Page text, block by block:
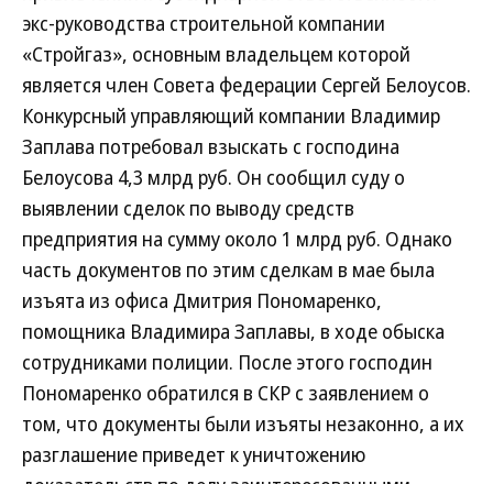
экс-руководства строительной компании
«Стройгаз», основным владельцем которой
является член Совета федерации Сергей Белоусов.
Конкурсный управляющий компании Владимир
Заплава потребовал взыскать с господина
Белоусова 4,3 млрд руб. Он сообщил суду о
выявлении сделок по выводу средств
предприятия на сумму около 1 млрд руб. Однако
часть документов по этим сделкам в мае была
изъята из офиса Дмитрия Пономаренко,
помощника Владимира Заплавы, в ходе обыска
сотрудниками полиции. После этого господин
Пономаренко обратился в СКР с заявлением о
том, что документы были изъяты незаконно, а их
разглашение приведет к уничтожению